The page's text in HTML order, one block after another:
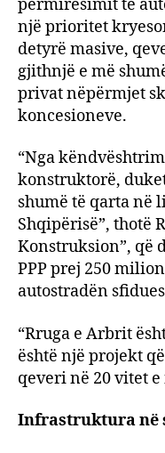
përmirësimit të
një prioritet
detyrë masive,
gjithnjë e më
privat nëpërmjet
koncesioneve.
“Nga
konstruktorë,
shumë të qarta në
Shqipërisë”, thotë
Konstruksion”, që
PPP prej 250
autostradën
“Rruga e Arbrit
është një projekt
qeveri në 20 vitet
Infrastruktura në